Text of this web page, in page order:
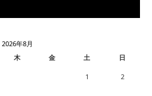
2026年8月
木 金 土 日
1 2